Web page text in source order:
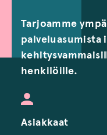
Tarjoamme
palveluasumista
henkilöille.
Asiakkaat